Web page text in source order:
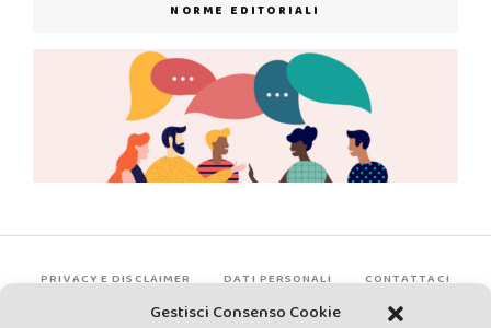
Gestisci Consenso Cookie
NORME EDITORIALI
PRIVACY E DISCLAIMER DATI PERSONALI CONTATTACI